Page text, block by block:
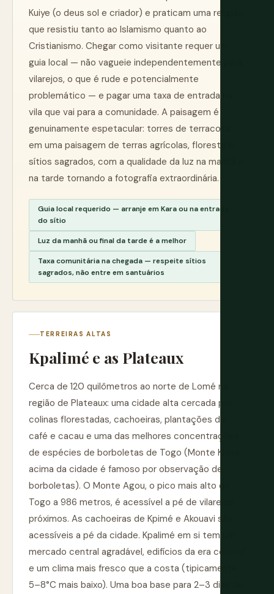
Kuiye (o deus sol e criador) e praticam uma religião
que resistiu tanto ao Islamismo quanto ao
Cristianismo. Chegar como visitante requer um
guia local — não vagueie independentemente para
vilarejos, o que é rude e potencialmente
problemático — e pagar uma taxa de entrada na
vila que vai para a comunidade. A paisagem é
genuinamente espetacular: torres de terracota
em uma paisagem de terras agrícolas, floresta e
sítios sagrados, com a qualidade da luz na manhã e
na tarde tornando a fotografia extraordinária.
Guia local requerido — arranje em Kara ou na entrada
do sítio
Luz da manhã ou final da tarde é a melhor
Taxa comunitária na chegada — respeite sítios
sagrados, não entre em santuários
TERREIRAS ALTAS
Kpalimé e as Plateaux
Cerca de 120 quilômetros ao norte de Lomé na
região de Plateaux: uma cidade alta cercada por
colinas florestadas, cachoeiras, plantações de
café e cacau e uma das melhores concentrações
de espécies de borboletas de Togo (Monte Kloto
acima da cidade é famoso por observação de
borboletas). O Monte Agou, o pico mais alto de
Togo a 986 metros, é acessível a pé de vilarejos
próximos. As cachoeiras de Kpimé e Akouavi são
acessíveis a pé da cidade. Kpalimé em si tem um
mercado central agradável, edifícios da era colonial
e um clima mais fresco que a costa (tipicamente
5–8°C mais baixo). Uma boa base para 2–3 dias de